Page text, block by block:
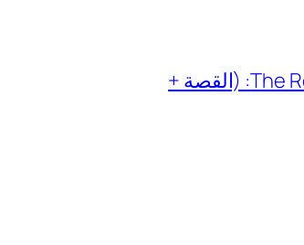
مسلسل سيف العدالة الصيني The Resurrection of Justice: (القصة +